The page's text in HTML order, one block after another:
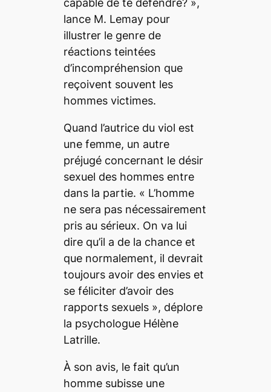
lance M. Lemay pour
illustrer le genre de
réactions teintées
d’incompréhension que
reçoivent souvent les
hommes victimes.
Quand l’autrice du viol est
une femme, un autre
préjugé concernant le désir
sexuel des hommes entre
dans la partie. « L’homme
ne sera pas nécessairement
pris au sérieux. On va lui
dire qu’il a de la chance et
que normalement, il devrait
toujours avoir des envies et
se féliciter d’avoir des
rapports sexuels », déplore
la psychologue Hélène
Latrille.
À son avis, le fait qu’un
homme subisse une